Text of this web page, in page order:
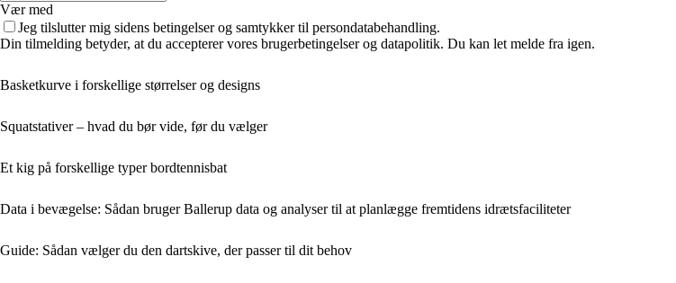
Vær med
Jeg tilslutter mig sidens betingelser og samtykker til persondatabehandling.
Din tilmelding betyder, at du accepterer vores brugerbetingelser og datapolitik. Du kan let melde fra igen.
Basketkurve i forskellige størrelser og designs
Squatstativer – hvad du bør vide, før du vælger
Et kig på forskellige typer bordtennisbat
Data i bevægelse: Sådan bruger Ballerup data og analyser til at planlægge fremtidens idrætsfaciliteter
Guide: Sådan vælger du den dartskive, der passer til dit behov